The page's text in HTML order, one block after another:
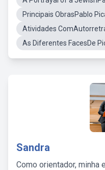
Principais ObrasPablo
Atividades
As Diferentes FacesDe
Sandra
Como orientador, minha